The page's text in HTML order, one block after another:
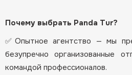
Почему выбрать Panda Tur?
✅Опытное агентство — мы
безупречно организованные
командой профессионалов.